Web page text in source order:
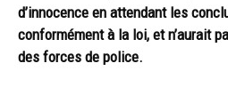
d’innocence en attendant les
conformément à la loi, et n’aurait
des forces de police.